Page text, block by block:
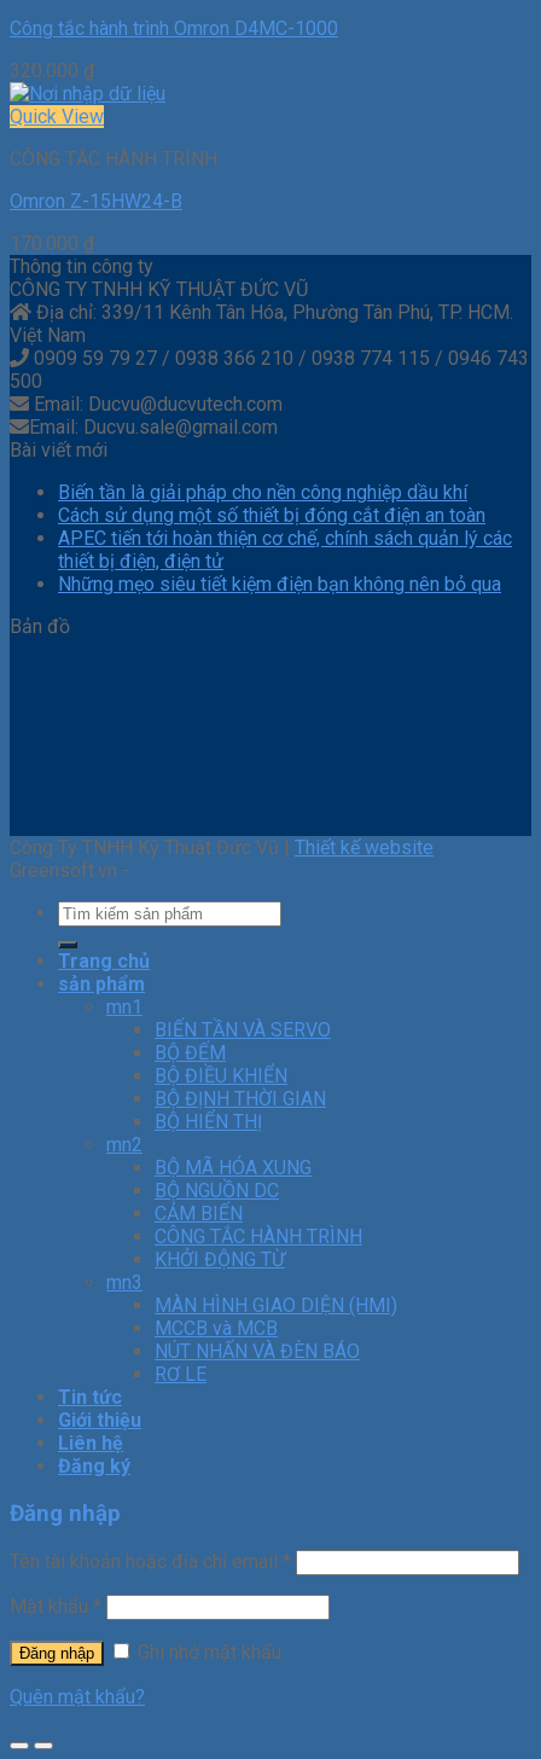
Công tắc hành trình Omron D4MC-1000
320.000 ₫
Quick View
CÔNG TẮC HÀNH TRÌNH
Omron Z-15HW24-B
170.000 ₫
Thông tin công ty
CÔNG TY TNHH KỸ THUẬT ĐỨC VŨ
Địa chỉ: 339/11 Kênh Tân Hóa, Phường Tân Phú, TP. HCM.
Việt Nam
0909 59 79 27 / 0938 366 210 / 0938 774 115 / 0946 743
500
Email: Ducvu@ducvutech.com
Email: Ducvu.sale@gmail.com
Bài viết mới
Biến tần là giải pháp cho nền công nghiệp dầu khí
Cách sử dụng một số thiết bị đóng cắt điện an toàn
APEC tiến tới hoàn thiện cơ chế, chính sách quản lý các
thiết bị điện, điện tử
Những mẹo siêu tiết kiệm điện bạn không nên bỏ qua
Bản đồ
Công Ty TNHH Kỹ Thuật Đức Vũ | Thiết kế website
Greensoft.vn -
Trang chủ
sản phẩm
mn1
BIẾN TẦN VÀ SERVO
BỘ ĐẾM
BỘ ĐIỀU KHIỂN
BỘ ĐỊNH THỜI GIAN
BỘ HIỂN THỊ
mn2
BỘ MÃ HÓA XUNG
BỘ NGUỒN DC
CẢM BIẾN
CÔNG TẮC HÀNH TRÌNH
KHỞI ĐỘNG TỪ
mn3
MÀN HÌNH GIAO DIỆN (HMI)
MCCB và MCB
NÚT NHẤN VÀ ĐÈN BÁO
RƠ LE
Tin tức
Giới thiệu
Liên hệ
Đăng ký
Đăng nhập
Tên tài khoản hoặc địa chỉ email *
Mật khẩu *
Đăng nhập
Ghi nhớ mật khẩu
Quên mật khẩu?